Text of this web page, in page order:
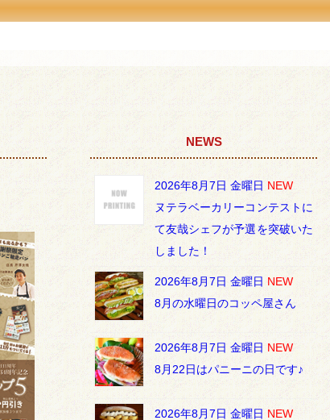
NEWS
2026年8月7日 金曜日 NEW
ヌテラベーカリーコンテストに
て友哉シェフが予選を突破いた
しました！
2026年8月7日 金曜日 NEW
8月の水曜日のコッペ屋さん
2026年8月7日 金曜日 NEW
8月22日はパニーニの日です♪
2026年8月7日 金曜日 NEW